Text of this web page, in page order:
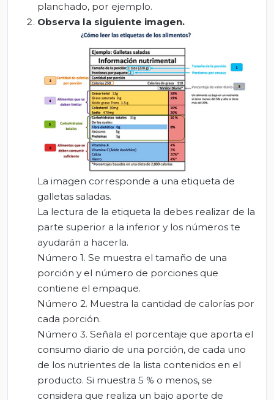
planchado, por ejemplo.
Observa la siguiente imagen.
La imagen corresponde a una etiqueta de
galletas saladas.
La lectura de la etiqueta la debes realizar de la
parte superior a la inferior y los números te
ayudarán a hacerla.
Número 1. Se muestra el tamaño de una
porción y el número de porciones que
contiene el empaque.
Número 2. Muestra la cantidad de calorías por
cada porción.
Número 3. Señala el porcentaje que aporta el
consumo diario de una porción, de cada uno
de los nutrientes de la lista contenidos en el
producto. Si muestra 5 % o menos, se
considera que realiza un bajo aporte de